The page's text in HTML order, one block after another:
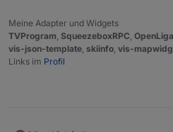
Meine Adapter und Widgets
TVProgram, SqueezeboxRPC, OpenLiga
vis-json-template, skiinfo, vis-
Links im Profil